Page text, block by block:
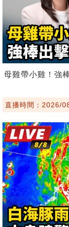
母雞帶小雞！強
直播時間：2026/